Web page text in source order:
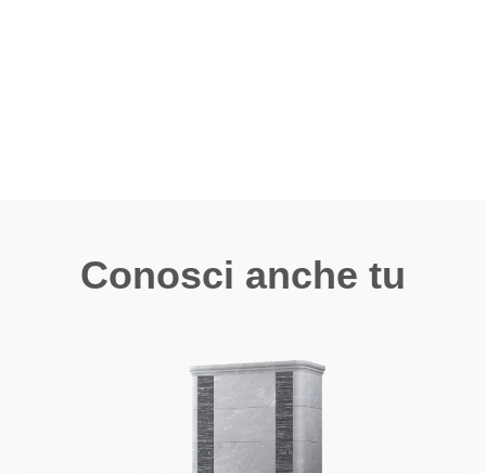
Conosci anche tu